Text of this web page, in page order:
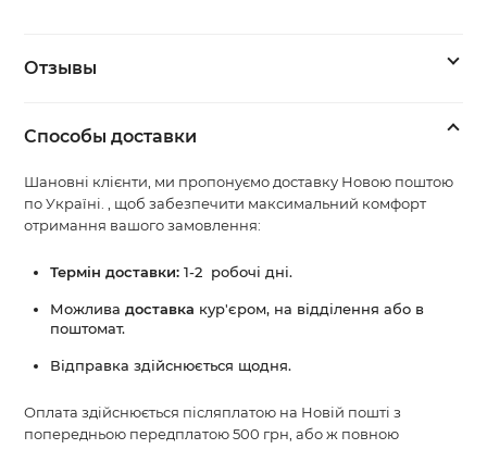
Отзывы
Способы доставки
Шановні клієнти, ми пропонуємо доставку Новою поштою
по Україні. , щоб забезпечити максимальний комфорт
отримання вашого замовлення:
Термін доставки: 1-2 робочі дні.
Можлива доставка кур'єром, на відділення або в
поштомат.
Відправка здійснюється щодня.
Оплата здійснюється післяплатою на Новій пошті з
попередньою передплатою 500 грн, або ж повною